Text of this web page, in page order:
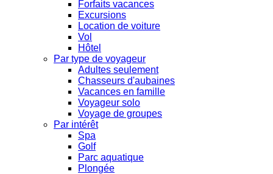
Forfaits vacances
Excursions
Location de voiture
Vol
Hôtel
Par type de voyageur
Adultes seulement
Chasseurs d'aubaines
Vacances en famille
Voyageur solo
Voyage de groupes
Par intérêt
Spa
Golf
Parc aquatique
Plongée